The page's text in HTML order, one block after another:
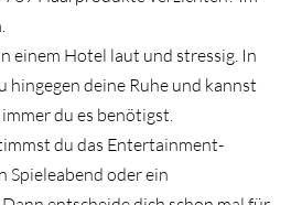
einem Hotel laut und stressig. In
hingegen deine Ruhe und kannst
du es benötigst.
du das Entertainment-
Spieleabend oder ein